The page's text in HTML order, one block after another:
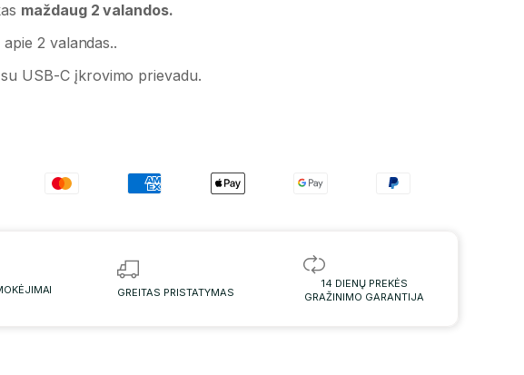
maždaug 2 valandos.
2 valandas..
USB-C įkrovimo prievadu.
GREITAS PRISTATYMAS
14 DIENŲ PREKĖS
GRAŽINIMO GARANTIJA